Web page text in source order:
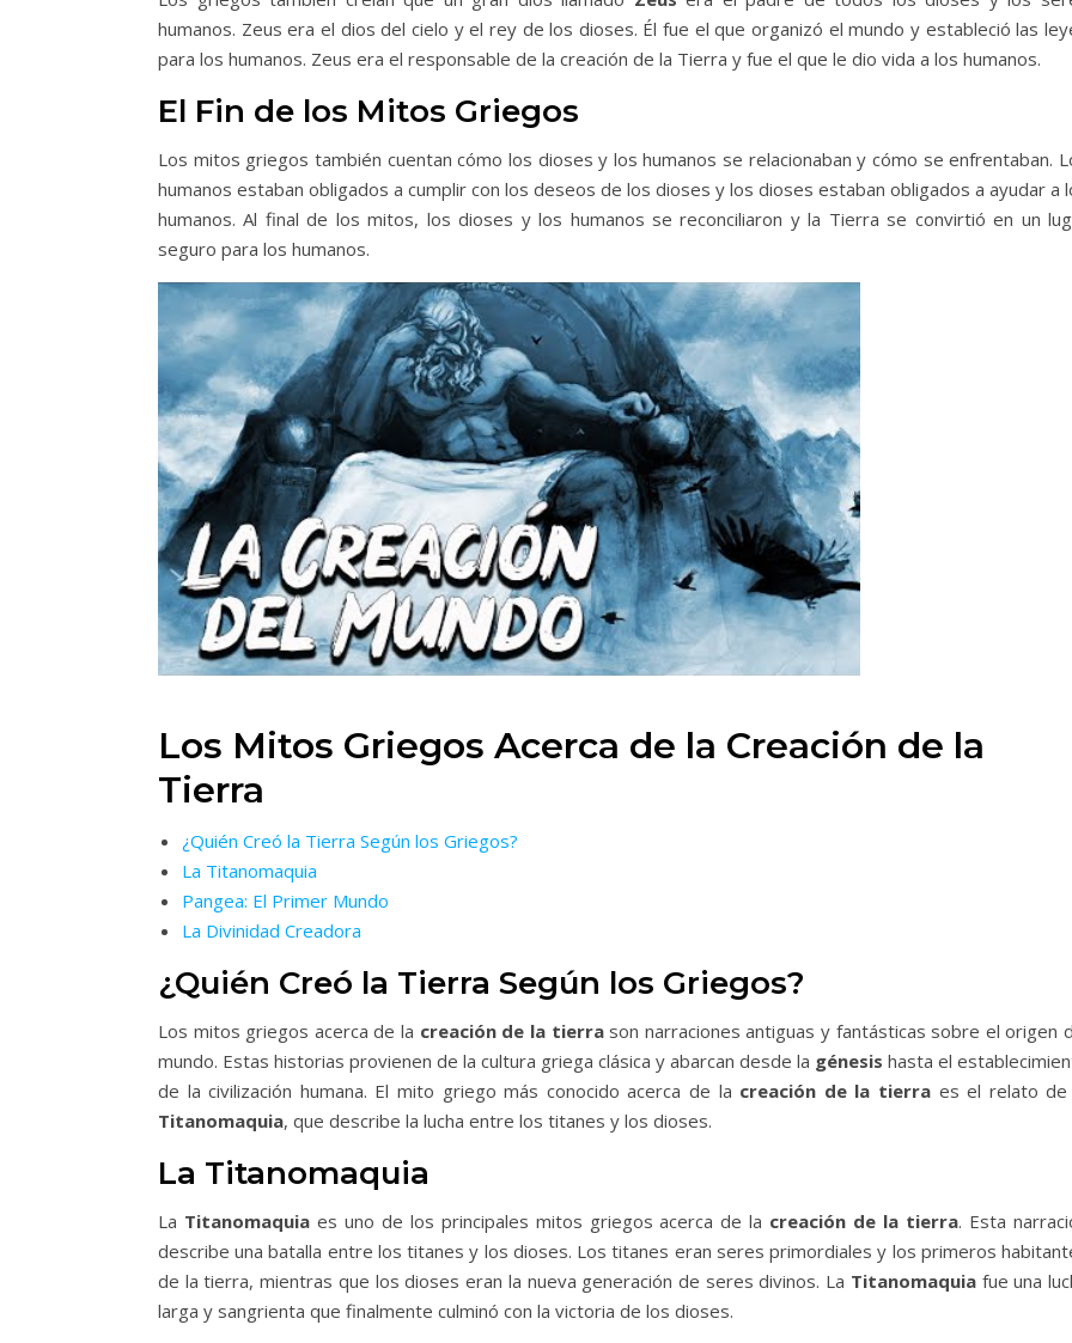
humanos. Zeus era el dios del cielo y el rey de los dioses. Él fue el que organizó el mundo y estableció las
para los humanos. Zeus era el responsable de la creación de la Tierra y fue el que le dio vida a los humanos.
El Fin de los Mitos Griegos
Los mitos griegos también cuentan cómo los dioses y los humanos se relacionaban y cómo se enfrentaban.
humanos estaban obligados a cumplir con los deseos de los dioses y los dioses estaban obligados a ayudar a
humanos. Al final de los mitos, los dioses y los humanos se reconciliaron y la Tierra se convirtió en un
seguro para los humanos.
Los Mitos Griegos Acerca de la Creación de la
Tierra
¿Quién Creó la Tierra Según los Griegos?
La Titanomaquia
Pangea: El Primer Mundo
La Divinidad Creadora
¿Quién Creó la Tierra Según los Griegos?
Los mitos griegos acerca de la creación de la tierrason narraciones antiguas y fantásticas sobre el origen
mundo. Estas historias provienen de la cultura griega clásica y abarcan desde la génesis hasta el
de la civilización humana. El mito griego más conocido acerca de la creación de la tierra es el relato de
Titanomaquia, que describe la lucha entre los titanes y los dioses.
La Titanomaquia
La Titanomaquiaes uno de los principales mitos griegos acerca de la creación de la tierra. Esta
describe una batalla entre los titanes y los dioses. Los titanes eran seres primordiales y los primeros
de la tierra, mientras que los dioses eran la nueva generación de seres divinos. La Titanomaquiafue una
larga y sangrienta que finalmente culminó con la victoria de los dioses.